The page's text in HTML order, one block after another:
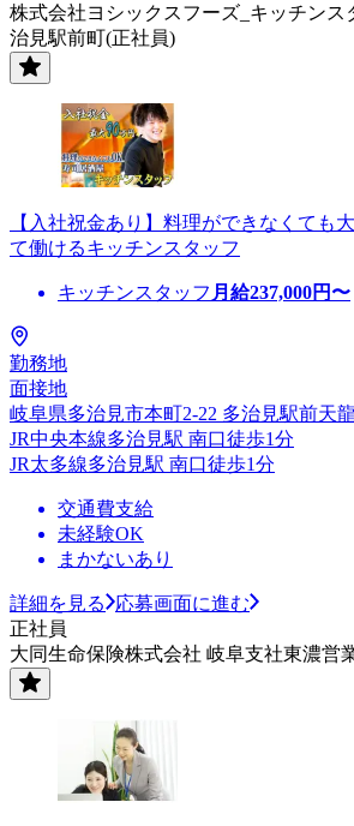
株式会社ヨシックスフーズ_キッチンス
治見駅前町(正社員)
【入社祝金あり】料理ができなくても
て働けるキッチンスタッフ
キッチンスタッフ 月給237,000円〜
勤務地
面接地
岐阜県多治見市本町2-22 多治見駅前天
JR中央本線多治見駅 南口徒歩1分
JR太多線多治見駅 南口徒歩1分
交通費支給
未経験OK
まかないあり
詳細を見る
応募画面に進む
正社員
大同生命保険株式会社 岐阜支社東濃営